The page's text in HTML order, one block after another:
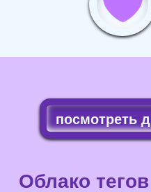
посмотреть
Облако